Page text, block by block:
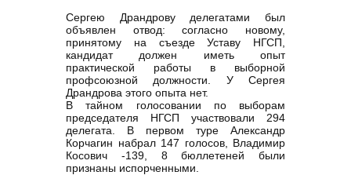
Сергею Драндрову делегатами был
объявлен отвод: согласно новому,
принятому на съезде Уставу НГСП,
кандидат должен иметь опыт
практической работы в выборной
профсоюзной должности. У Сергея
Драндрова этого опыта нет.
В тайном голосовании по выборам
председателя НГСП участвовали 294
делегата. В первом туре Александр
Корчагин набрал 147 голосов, Владимир
Косович -139, 8 бюллетеней были
признаны испорченными.